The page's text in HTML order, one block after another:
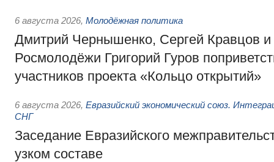
6 августа 2026, Молодёжная политика
Дмитрий Чернышенко, Сергей Кравцов и
Росмолодёжи Григорий Гуров
участников проекта «Кольцо открытий»
6 августа 2026, Евразийский экономический союз.
СНГ
Заседание Евразийского
узком составе